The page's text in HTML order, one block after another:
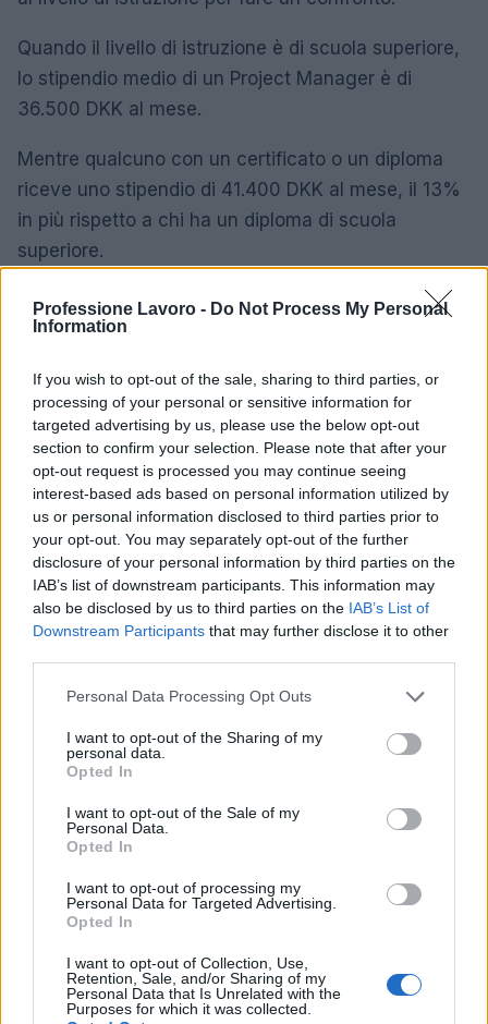
Professione Lavoro - Do Not Process My Personal
Information
If you wish to opt-out of the sale, sharing to third parties, or
processing of your personal or sensitive information for
targeted advertising by us, please use the below opt-out
section to confirm your selection. Please note that after your
opt-out request is processed you may continue seeing
interest-based ads based on personal information utilized by
us or personal information disclosed to third parties prior to
your opt-out. You may separately opt-out of the further
disclosure of your personal information by third parties on the
IAB’s list of downstream participants. This information may
also be disclosed by us to third parties on the IAB’s List of
Downstream Participants that may further disclose it to other
Please note that this website/app uses one or more Google
not limited to your visit or usage behaviour. You may click to
grant or deny consent to Google and its third-party tags to
use your data for below specified purposes in below Google
consent section.
Personal Data Processing Opt Outs
I want to opt-out of the Sharing of my
personal data.
Opted In
I want to opt-out of the Sale of my
Personal Data.
Opted In
I want to opt-out of processing my
Personal Data for Targeted Advertising.
Opted In
I want to opt-out of Collection, Use,
Retention, Sale, and/or Sharing of my
Personal Data that Is Unrelated with the
Purposes for which it was collected.
Quando il livello di istruzione è di scuola superiore,
lo stipendio medio di un Project Manager è di
36.500 DKK al mese.
Mentre qualcuno con un certificato o un diploma
riceve uno stipendio di 41.400 DKK al mese, il 13%
in più rispetto a chi ha un diploma di scuola
superiore.
Un diploma di laurea ottiene al suo titolare uno
stipendio medio di 54.100 DKK al mese, il 31% in
I professionisti in possesso di un master sono
ricompensati con uno stipendio medio di 71.300
DKK al mese, il 32% in più rispetto a qualcuno con
laurea.
Differenza salariale media del Project
Manager per livello di istruzione in
Danimarca
Scuola superiore
Certificato o Diploma + 13%
Master
L’aumento e la diminuzione percentuali sono relativi al
valore precedente
Vale la pena un Master o un MBA? Dovresti
perseguire l’istruzione superiore?